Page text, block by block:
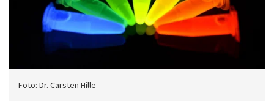
Foto: Dr. Carsten Hille